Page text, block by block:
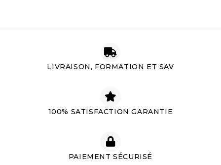
LIVRAISON, FORMATION ET SAV
100% SATISFACTION GARANTIE
PAIEMENT SÉCURISÉ